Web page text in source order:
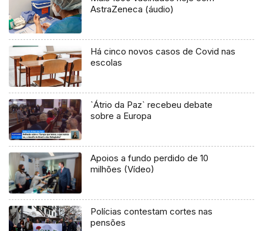
AstraZeneca (áudio)
Há cinco novos casos de Covid nas
escolas
`Átrio da Paz` recebeu debate
sobre a Europa
Apoios a fundo perdido de 10
milhões (Vídeo)
Polícias contestam cortes nas
pensões